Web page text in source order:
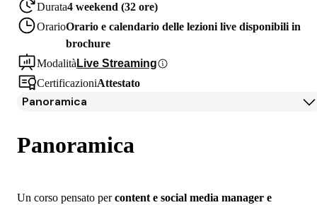
Durata4 weekend (32 ore)
OrarioOrario e calendario delle lezioni live disponibili in
brochure
Modalità Live Streaming
CertificazioniAttestato
Panoramica
Programma
Docenti
Iscrizione
Panoramica
Un corso pensato percontent e social media manager e